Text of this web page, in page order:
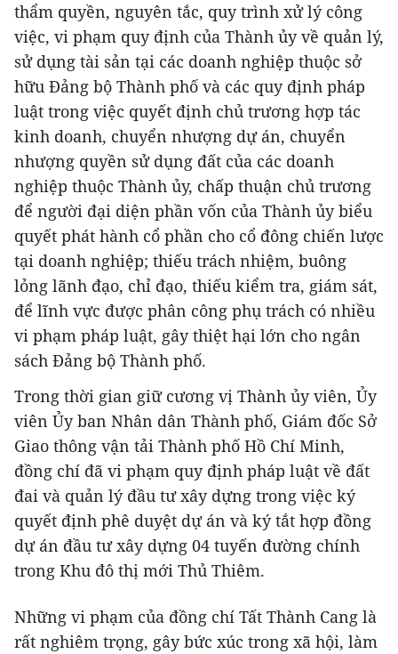
thẩm quyền, nguyên tắc, quy trình xử lý công
việc, vi phạm quy định của Thành ủy về quản lý,
sử dụng tài sản tại các doanh nghiệp thuộc sở
hữu Đảng bộ Thành phố và các quy định pháp
luật trong việc quyết định chủ trương hợp tác
kinh doanh, chuyển nhượng dự án, chuyển
nhượng quyền sử dụng đất của các doanh
nghiệp thuộc Thành ủy, chấp thuận chủ trương
để người đại diện phần vốn của Thành ủy biểu
quyết phát hành cổ phần cho cổ đông chiến lược
tại doanh nghiệp; thiếu trách nhiệm, buông
lỏng lãnh đạo, chỉ đạo, thiếu kiểm tra, giám sát,
để lĩnh vực được phân công phụ trách có nhiều
vi phạm pháp luật, gây thiệt hại lớn cho ngân
sách Đảng bộ Thành phố.
Trong thời gian giữ cương vị Thành ủy viên, Ủy
viên Ủy ban Nhân dân Thành phố, Giám đốc Sở
Giao thông vận tải Thành phố Hồ Chí Minh,
đồng chí đã vi phạm quy định pháp luật về đất
đai và quản lý đầu tư xây dựng trong việc ký
quyết định phê duyệt dự án và ký tắt hợp đồng
dự án đầu tư xây dựng 04 tuyến đường chính
trong Khu đô thị mới Thủ Thiêm.
Những vi phạm của đồng chí Tất Thành Cang là
rất nghiêm trọng, gây bức xúc trong xã hội, làm